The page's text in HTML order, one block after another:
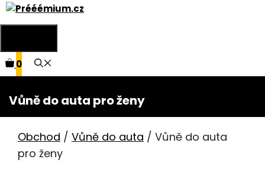
Přeskočit
na
0
Vůně do auta pro ženy
Obchod / Vůně do auta / Vůně do auta
pro ženy